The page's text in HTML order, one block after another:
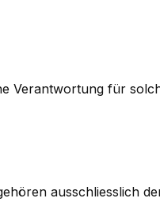
Verantwortung für
ausschliesslich